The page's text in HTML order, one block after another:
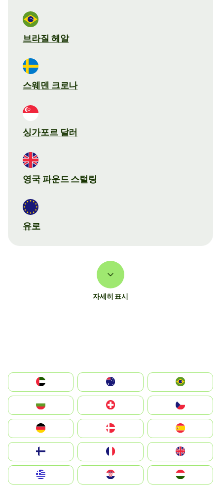
브라질 헤알
스웨덴 크로나
싱가포르 달러
영국 파운드 스털링
유로
자세히 표시
الإمارات العربية المتحدة
Switzerland
Deutschland
United Kingdom
Magyarország